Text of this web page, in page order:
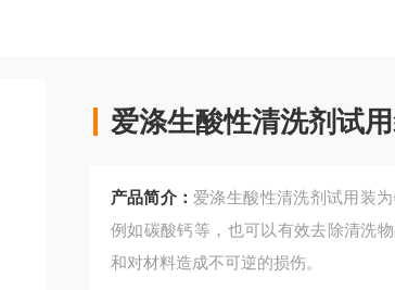
爱涤生酸性清洗剂试
产品简介： 爱涤生酸性清洗剂试用装
例如碳酸钙等，也可以有效去除清洗
和对材料造成不可逆的损伤。